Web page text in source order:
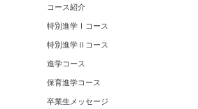
コース紹介
特別進学Ⅰコース
特別進学Ⅱコース
進学コース
保育進学コース
卒業生メッセージ